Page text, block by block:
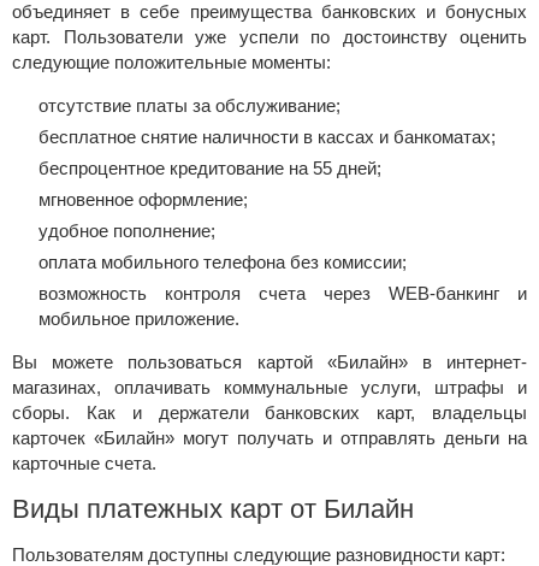
объединяет в себе преимущества банковских и бонусных
карт. Пользователи уже успели по достоинству оценить
следующие положительные моменты:
отсутствие платы за обслуживание;
бесплатное снятие наличности в кассах и банкоматах;
беспроцентное кредитование на 55 дней;
мгновенное оформление;
удобное пополнение;
оплата мобильного телефона без комиссии;
возможность контроля счета через WEB-банкинг и
мобильное приложение.
Вы можете пользоваться картой «Билайн» в интернет-
магазинах, оплачивать коммунальные услуги, штрафы и
сборы. Как и держатели банковских карт, владельцы
карточек «Билайн» могут получать и отправлять деньги на
карточные счета.
Виды платежных карт от Билайн
Пользователям доступны следующие разновидности карт: